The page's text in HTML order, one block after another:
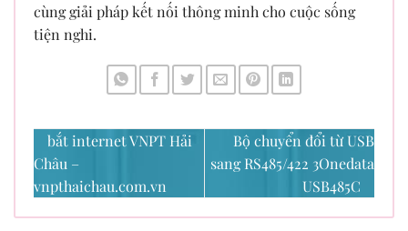
cùng giải pháp kết nối thông minh cho cuộc sống
tiện nghi.
bắt internet VNPT Hải
Châu –
vnpthaichau.com.vn
Bộ chuyển đổi từ USB
sang RS485/422 3Onedata
USB485C